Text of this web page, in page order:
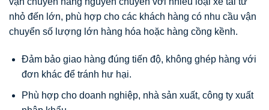
nhỏ đến lớn, phù hợp cho các khách hàng có nhu cầu vận
chuyển số lượng lớn hàng hóa hoặc hàng cồng kềnh.
Đảm bảo giao hàng đúng tiến độ, không ghép hàng với
đơn khác để tránh hư hại.
Phù hợp cho doanh nghiệp, nhà sản xuất, công ty xuất